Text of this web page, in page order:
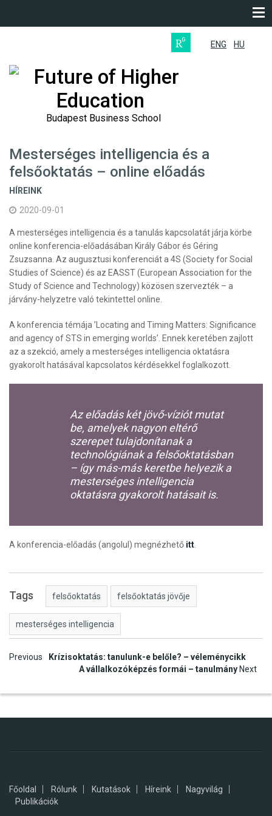
ENG HU
Future of Higher
Education
Budapest Business School
Mesterséges intelligencia és a
felsőoktatás – online előadás
HÍREINK
2020-09-01
A mesterséges intelligencia és a tanulás kapcsolatát járja körbe
online konferencia-előadásában Király Gábor és Géring
Zsuzsanna. Az augusztusi konferenciát a 4S (Society for Social
Studies of Science) és az EASST (European Association for the
Study of Science and Technology) közösen szervezték – a
járvány-helyzetre való tekintettel online.
A konferencia témája ’Locating and Timing Matters: Significance
and agency of STS in emerging worlds’. Ennek keretében zajlott
az a szekció, amely a mesterséges intelligencia oktatásra
gyakorolt hatásával kapcsolatos kérdésekkel foglalkozott.
Az előadás két jövő-víziót mutat
be, amelyek nagyon eltérő
szerepet tulajdonítanak a
technológiának a felsőoktatásban
– így más-más keretbe helyezik a
mesterséges intelligencia
oktatásra gyakorolt hatásait is.
A konferencia-előadás (angolul) megnézhető itt
Tags felsőoktatás felsőoktatás jövője
mesterséges intelligencia
Post
Previous
Krízisoktatás: tanulunk-e belőle? – véleménycikk
A vállalkozóképzés formái – tanulmány Next
Főoldal Rólunk Kutatások Híreink
Nagyvilág
Publikációk